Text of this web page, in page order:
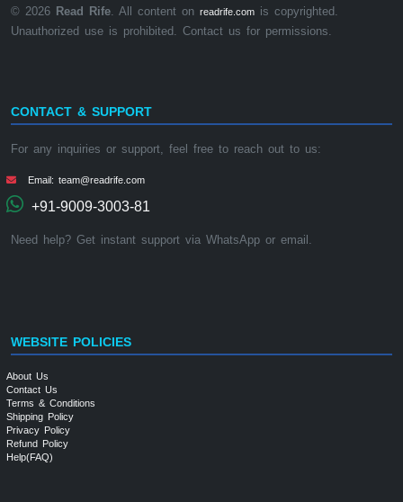
© 2026 Read Rife . All content on readrife.com is copyrighted.
Unauthorized use is prohibited. Contact us for permissions.
CONTACT & SUPPORT
For any inquiries or support, feel free to reach out to us:
Email: team@readrife.com
+91-9009-3003-81
Need help? Get instant support via WhatsApp or email.
WEBSITE POLICIES
About Us
Contact Us
Terms & Conditions
Shipping Policy
Privacy Policy
Refund Policy
Help(FAQ)